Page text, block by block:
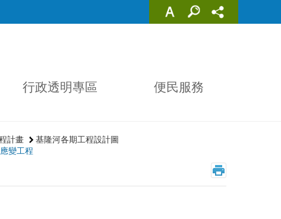
行政透明專區
便民服務
計畫
基隆河各期工程設計圖
變工程